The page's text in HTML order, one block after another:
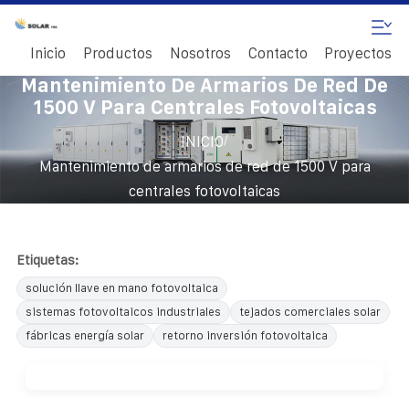
Inicio Productos Nosotros Contacto Proyectos
Mantenimiento De Armarios De Red De
1500 V Para Centrales Fotovoltaicas
INICIO/
Mantenimiento de armarios de red de 1500 V para
centrales fotovoltaicas
Etiquetas:
solución llave en mano fotovoltaica
sistemas fotovoltaicos industriales
tejados comerciales solar
fábricas energía solar
retorno inversión fotovoltaica